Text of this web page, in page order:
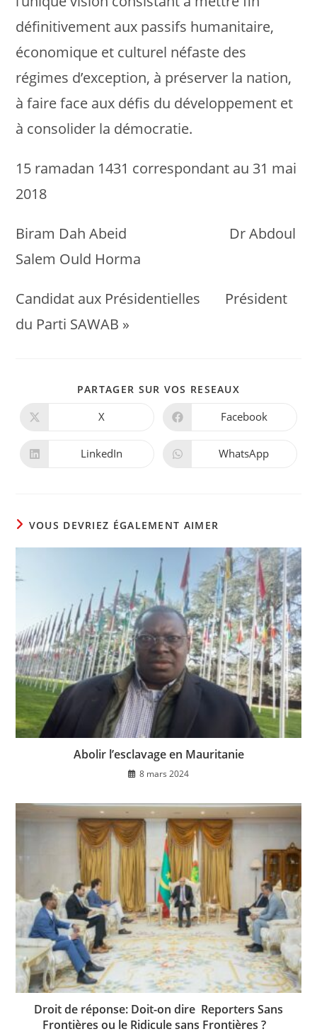
définitivement aux passifs humanitaire,
économique et culturel néfaste des
régimes d’exception, à préserver la nation,
à faire face aux défis du développement et
à consolider la démocratie.
15 ramadan 1431 correspondant au 31 mai
2018
Biram Dah Abeid Dr Abdoul
Salem Ould Horma
Candidat aux Présidentielles Président
du Parti SAWAB »
PARTAGER SUR VOS RESEAUX
Ouvrir
autre
fenêtre
X Ouvrir
autre
fenêtre
Facebook
Ouvrir
LinkedIn Ouvrir
WhatsApp
VOUS DEVRIEZ ÉGALEMENT AIMER
Abolir l’esclavage en Mauritanie
8 mars 2024
Droit de réponse: Doit-on dire Reporters Sans
Frontières ou le Ridicule sans Frontières ?